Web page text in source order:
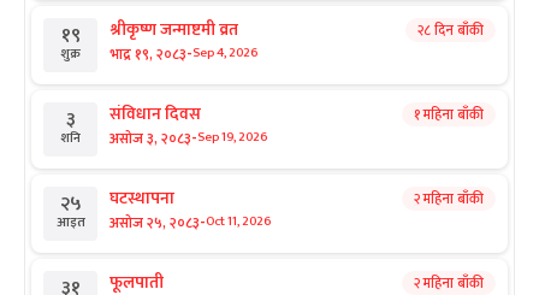
१९
शुक्र
श्रीकृष्ण जन्माष्टमी व्रत
भाद्र १९, २०८३-Sep 4, 2026
२८ दिन बाँकी
३
शनि
संविधान दिवस
असोज ३, २०८३-Sep 19, 2026
१ महिना बाँकी
२५
आइत
घटस्थापना
असोज २५, २०८३-Oct 11, 2026
२ महिना बाँकी
३१ फूलपाती २ महिना बाँकी